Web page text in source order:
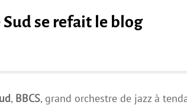
Sud se refait le blog
, BBCS, grand orchestre de jazz à